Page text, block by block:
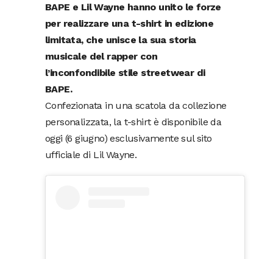
BAPE e Lil Wayne hanno unito le forze
per realizzare una t-shirt in edizione
limitata, che unisce la sua storia
musicale del rapper con
l’inconfondibile stile streetwear di
BAPE.
Confezionata in una scatola da collezione
personalizzata, la t-shirt è disponibile da
oggi (6 giugno) esclusivamente sul sito
ufficiale di Lil Wayne.